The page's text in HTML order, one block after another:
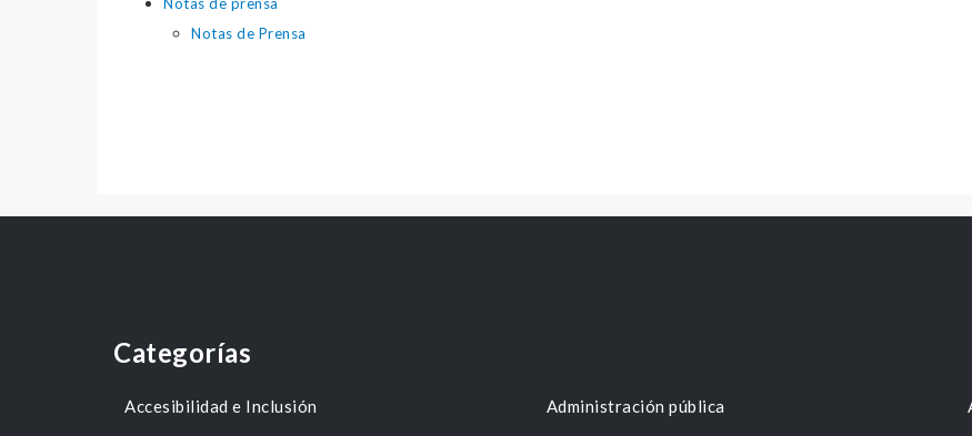
Notas de Prensa
Categorías
Accesibilidad e Inclusión Administración pública